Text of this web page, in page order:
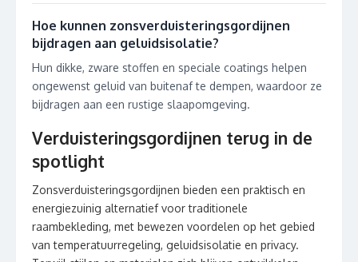
Hoe kunnen zonsverduisteringsgordijnen
bijdragen aan geluidsisolatie?
Hun dikke, zware stoffen en speciale coatings helpen
ongewenst geluid van buitenaf te dempen, waardoor ze
bijdragen aan een rustige slaapomgeving.
Verduisteringsgordijnen terug in de
spotlight
Zonsverduisteringsgordijnen bieden een praktisch en
energiezuinig alternatief voor traditionele
raambekleding, met bewezen voordelen op het gebied
van temperatuurregeling, geluidsisolatie en privacy.